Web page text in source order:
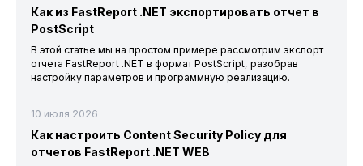
Как из FastReport .NET экспортировать отчет в
PostScript
В этой статье мы на простом примере рассмотрим экспорт
отчета FastReport .NET в формат PostScript, разобрав
настройку параметров и программную реализацию.
10 июля 2026
Как настроить Content Security Policy для
отчетов FastReport .NET WEB